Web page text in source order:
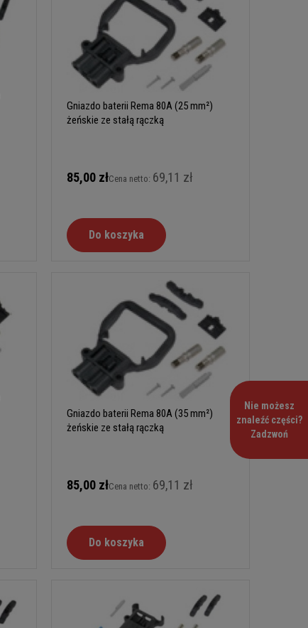
Gniazdo baterii Rema 80A (25 mm²)
żeńskie ze stałą rączką
85,00 złCena netto: 69,11 zł
Do koszyka
Gniazdo baterii Rema 80A (35 mm²)
żeńskie ze stałą rączką
85,00 złCena netto: 69,11 zł
Do koszyka
Nie możesz
znaleźć części?
Zadzwoń